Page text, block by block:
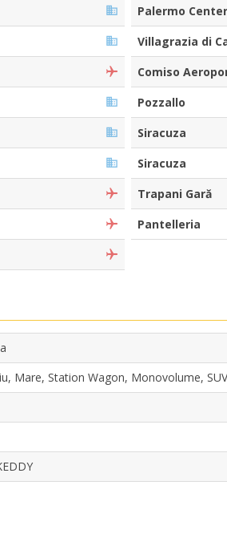
Palermo Center
Villagrazia di
Comiso
Pozzallo
Siracuza
Siracuza
Trapani Gară
Pantelleria
Mare, Station Wagon, Monovolume,